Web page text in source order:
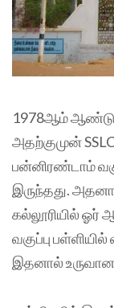
1978ஆம்
அதற்குமுன்
பன்னிரண்டாம்
இருந்தது. அதனால்
கல்லூரியில்
வகுப்பு
இதனால் உருவான